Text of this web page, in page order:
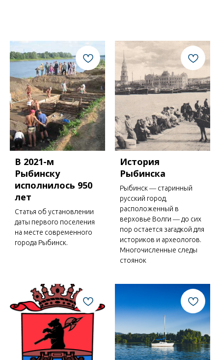
В 2021-м
Рыбинску
исполнилось 950
лет
Статья об установлении
даты первого поселения
на месте современного
города Рыбинск.
История
Рыбинска
Рыбинск ― старинный
русский город,
расположенный в
верховье Волги ― до сих
пор остается загадкой для
историков и археологов.
Многочисленные следы
стоянок